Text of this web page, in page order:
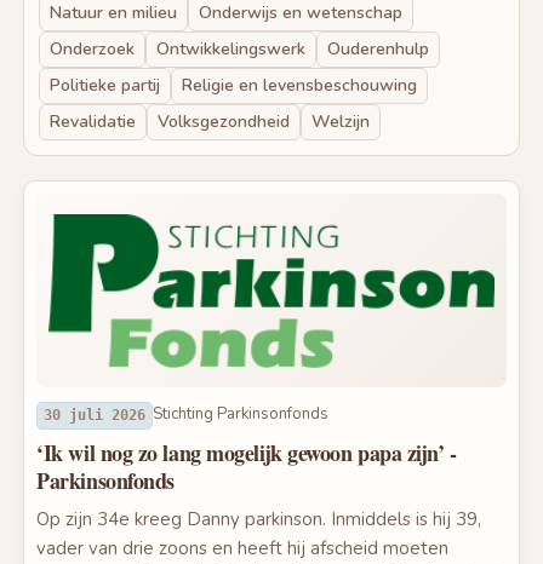
Natuur en milieu
Onderwijs en wetenschap
Onderzoek
Ontwikkelingswerk
Ouderenhulp
Politieke partij
Religie en levensbeschouwing
Revalidatie
Volksgezondheid Welzijn
30 juli 2026 Stichting Parkinsonfonds
‘Ik wil nog zo lang mogelijk gewoon papa zijn’ -
Parkinsonfonds
Op zijn 34e kreeg Danny parkinson. Inmiddels is hij 39,
vader van drie zoons en heeft hij afscheid moeten